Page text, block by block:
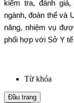
kiểm tra, đánh
ngành, đoàn thể và
năng, nhiệm vụ
phối hợp với Sở Y tế
Từ khóa
Đầu trang